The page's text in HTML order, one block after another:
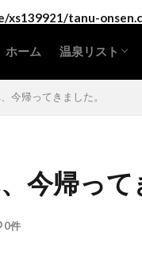
xs139921/tanu-
ホーム 温泉リスト
今帰ってきました。
今帰って
0件